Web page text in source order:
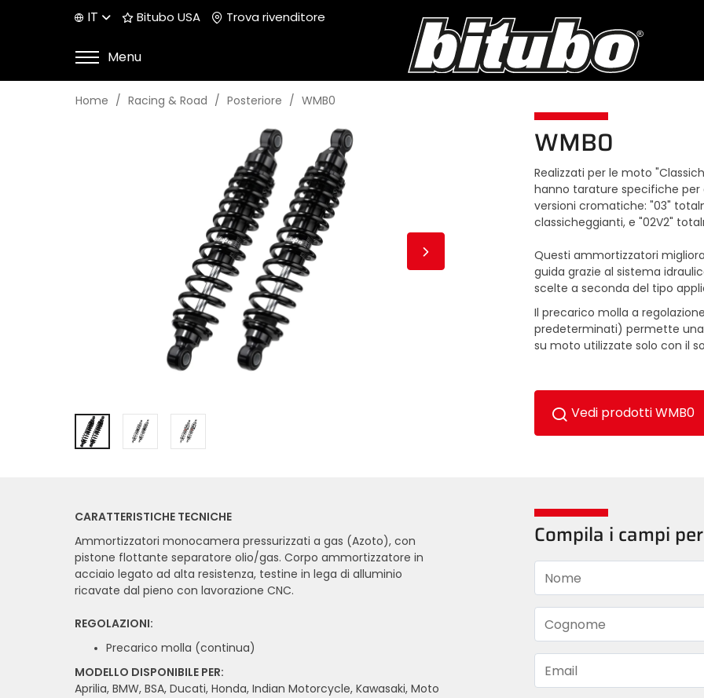
IT Bitubo USA Trova rivenditore
Menu
Home Racing & Road Posteriore WMB0
WMB0
Realizzati per le moto
hanno tarature specifiche per
versioni cromatiche: "03"
classicheggianti, e "02V2"
Questi ammortizzatori
guida grazie al sistema
scelte a seconda del tipo
Il precarico molla a
predeterminati) permette
su moto utilizzate solo con il
Vedi prodotti WMB0
CARATTERISTICHE TECNICHE
Ammortizzatori monocamera pressurizzati a gas (Azoto), con
pistone flottante separatore olio/gas. Corpo ammortizzatore in
acciaio legato ad alta resistenza, testine in lega di alluminio
ricavate dal pieno con lavorazione CNC.
REGOLAZIONI:
Precarico molla (continua)
MODELLO DISPONIBILE PER:
Aprilia, BMW, BSA, Ducati, Honda, Indian Motorcycle, Kawasaki, Moto
Compila i campi
Nome
Cognome
Email